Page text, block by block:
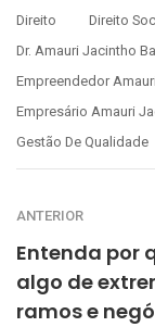
Direito
Direito
Dr. Amauri Jacintho
Empreendedor
Empresário Amauri
Gestão De Qualidade
ANTERIOR
Entenda por
algo de
ramos e